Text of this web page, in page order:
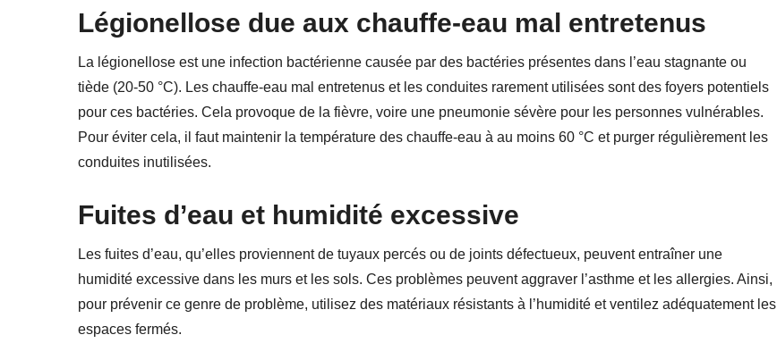
Légionellose due aux chauffe-eau mal entretenus
La légionellose est une infection bactérienne causée par des bactéries présentes dans l’eau stagnante ou
tiède (20-50 °C). Les chauffe-eau mal entretenus et les conduites rarement utilisées sont des foyers potentiels
pour ces bactéries. Cela provoque de la fièvre, voire une pneumonie sévère pour les personnes vulnérables.
Pour éviter cela, il faut maintenir la température des chauffe-eau à au moins 60 °C et purger régulièrement les
conduites inutilisées.
Fuites d’eau et humidité excessive
Les fuites d’eau, qu’elles proviennent de tuyaux percés ou de joints défectueux, peuvent entraîner une
humidité excessive dans les murs et les sols. Ces problèmes peuvent aggraver l’asthme et les allergies. Ainsi,
pour prévenir ce genre de problème, utilisez des matériaux résistants à l’humidité et ventilez adéquatement les
espaces fermés.